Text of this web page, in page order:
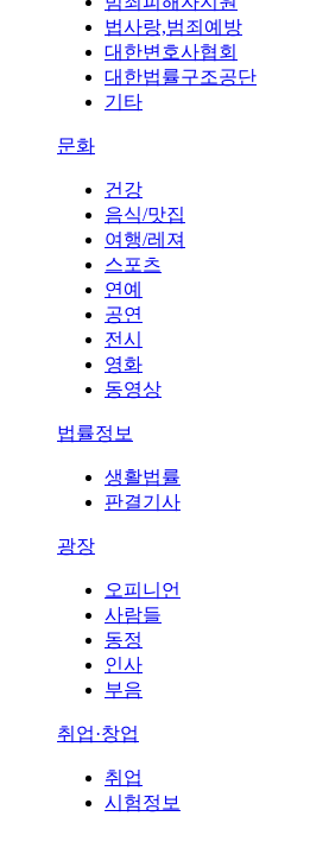
법사랑,범죄예방
대한변호사협회
대한법률구조공단
기타
문화
건강
음식/맛집
여행/레져
스포츠
연예
공연
전시
영화
동영상
법률정보
생활법률
판결기사
광장
오피니언
사람들
동정
인사
부음
취업·창업
취업
시험정보